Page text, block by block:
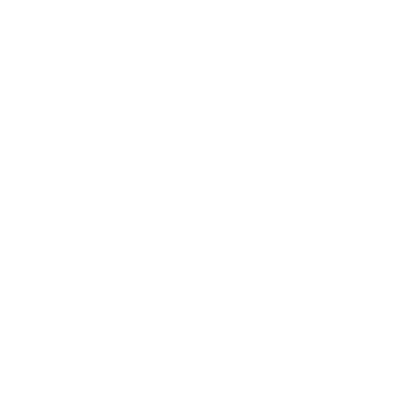
- spara pengar
mycket pengar du kan spara genom att äga ditt
behöver göra är att svara på fyra enkla frågor!
av alla våra nöjda kunder.
- spara pengar
mycket pengar du kan spara genom att äga ditt
behöver göra är att svara på fyra enkla frågor!
nytt larm?​
för prisförslag. Någon av våra
återkommer till dig inom kort.
fortsätter växa – omsättningen
ännu ett starkt år med kraftig tillväxt i
och organisation. Med 65 medarbetare och nya…
larmexpertis – Svenska Alarm
nya franchisetagare